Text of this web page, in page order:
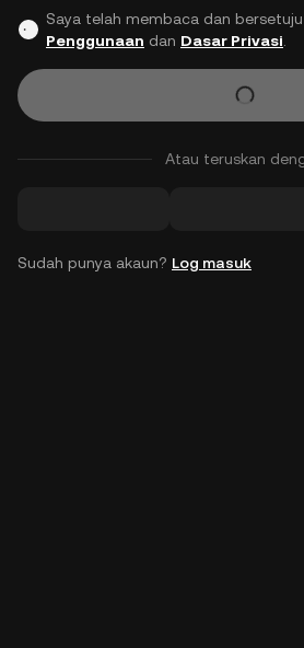
Saya telah membaca dan
Penggunaan dan Dasar Privasi
Atau teruskan
Sudah punya akaun? Log masuk